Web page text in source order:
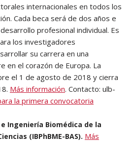
internacionales en todos los
Cada beca será de dos años e
profesional individual. Es
los investigadores
su carrera en una
en el corazón de Europa. La
el 1 de agosto de 2018 y cierra
Más información. Contacto: ulb-
la primera convocatoria
Ingeniería Biomédica de la
(IBPhBME-BAS). Más